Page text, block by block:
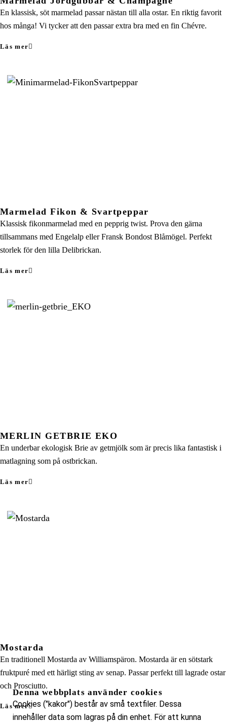
En klassisk, söt marmelad passar nästan till alla ostar. En riktig favorit
hos många! Vi tycker att den passar extra bra med en fin Chévre.
Läs mer
Marmelad Fikon & Svartpeppar
Klassisk fikonmarmelad med en pepprig twist. Prova den gärna
tillsammans med Engelalp eller Fransk Bondost Blåmögel. Perfekt
storlek för den lilla Delibrickan.
Läs mer
MERLIN GETBRIE EKO
En underbar ekologisk Brie av getmjölk som är precis lika fantastisk i
matlagning som på ostbrickan.
Läs mer
Mostarda
En traditionell Mostarda av Williamspäron. Mostarda är en sötstark
fruktpuré med ett härligt sting av senap. Passar perfekt till lagrade ostar
och Prosciutto.
Läs mer
Denna webbplats använder cookies
Cookies ("kakor") består av små textfiler. Dessa
innehåller data som lagras på din enhet. För att kunna